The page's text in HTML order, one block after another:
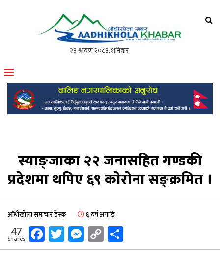
मोफसलकै लोकप्रिय अनलाइन पत्रिका
स्याङ्जाका २२ जनासहित गण्डकी
प्रदेशमा थपिए ६९ काेराेना सङ्क्रमित ।
आँधीखोला समाचार डेस्क ६ वर्ष अगाडि
47
Shares Facebook
Twitter
Messenger
Copy
Link